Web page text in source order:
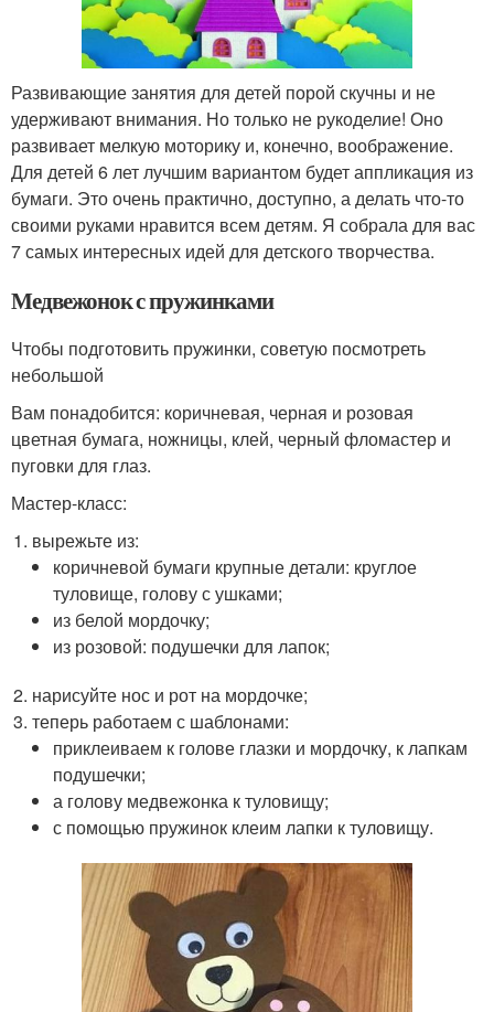
Развивающие занятия для детей порой скучны и не
удерживают внимания. Но только не рукоделие! Оно
развивает мелкую моторику и, конечно, воображение.
Для детей 6 лет лучшим вариантом будет аппликация из
бумаги. Это очень практично, доступно, а делать что-то
своими руками нравится всем детям. Я собрала для вас
7 самых интересных идей для детского творчества.
Медвежонок с пружинками
Чтобы подготовить пружинки, советую посмотреть
небольшой
Вам понадобится: коричневая, черная и розовая
цветная бумага, ножницы, клей, черный фломастер и
пуговки для глаз.
Мастер-класс:
вырежьте из:
коричневой бумаги крупные детали: круглое
туловище, голову с ушками;
из белой мордочку;
из розовой: подушечки для лапок;
нарисуйте нос и рот на мордочке;
теперь работаем с шаблонами:
приклеиваем к голове глазки и мордочку, к лапкам
подушечки;
а голову медвежонка к туловищу;
с помощью пружинок клеим лапки к туловищу.